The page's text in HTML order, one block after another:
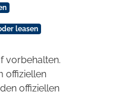
leasen
vorbehalten.
offiziellen
offiziellen